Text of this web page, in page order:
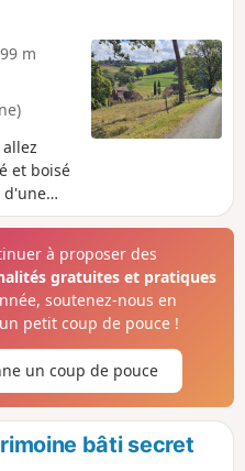
m
et boisé
d'une
riche enà proposer des
gratuites et pratiques
soutenez-nous en
petit coup de pouce !
un coup de pouce
bâti secret